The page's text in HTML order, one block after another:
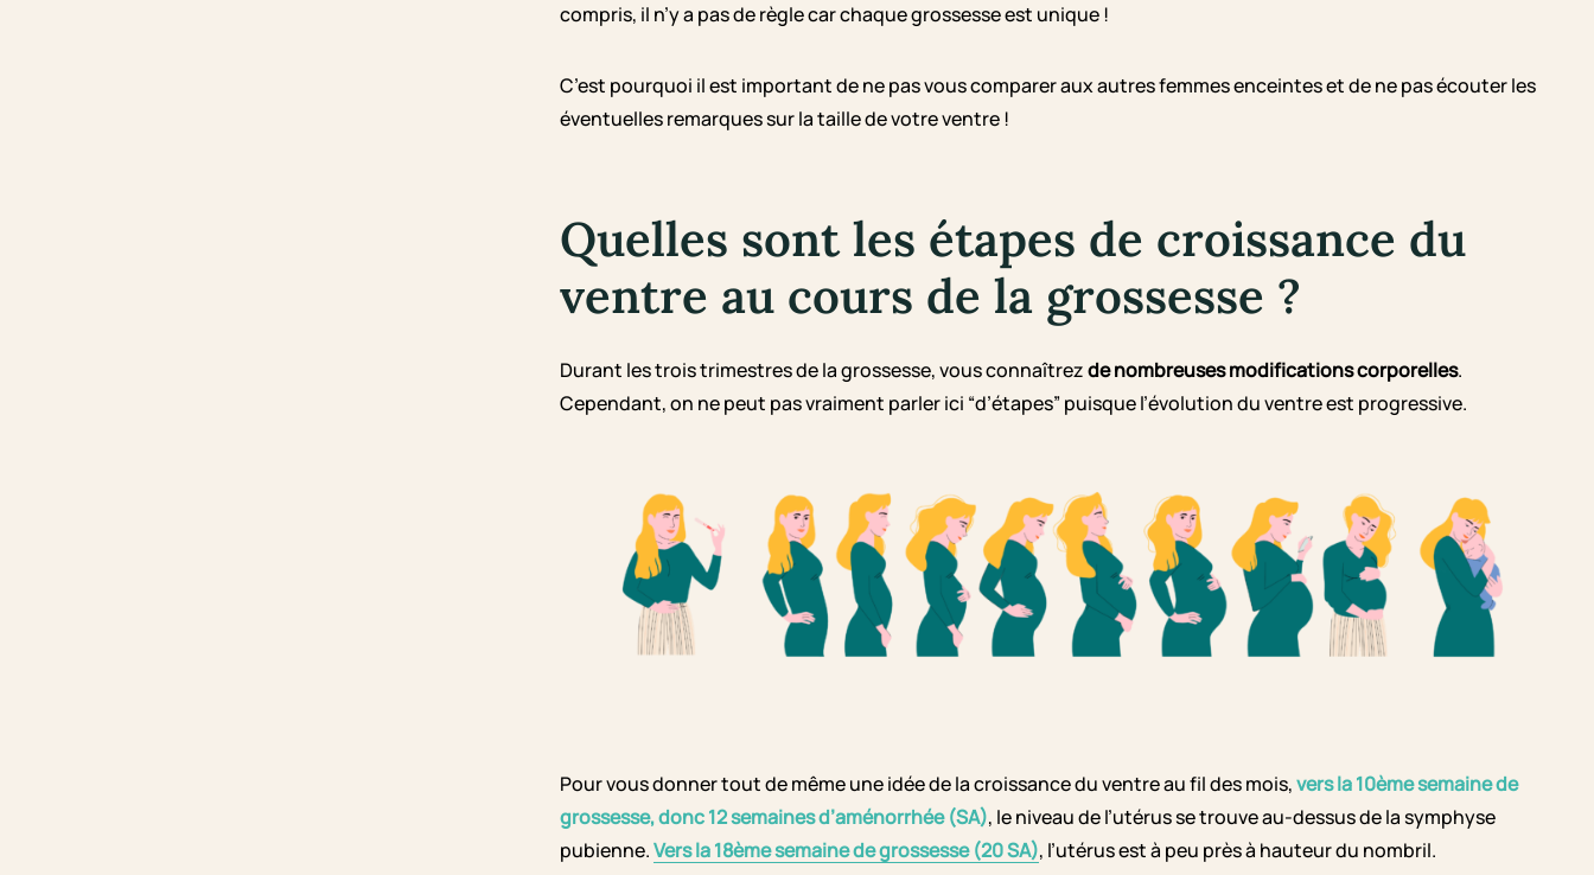
compris, il n’y a pas de règle car chaque grossesse est unique !
C’est pourquoi il est important de ne pas vous comparer aux autres femmes enceintes et de ne pas écouter les
éventuelles remarques sur la taille de votre ventre !
Quelles sont les étapes de croissance du
ventre au cours de la grossesse ?
Durant les trois trimestres de la grossesse, vous connaîtrezde nombreuses modifications corporelles.
Cependant, on ne peut pas vraiment parler ici “d’étapes” puisque l’évolution du ventre est progressive.
Pour vous donner tout de même une idée de la croissance du ventre au fil des mois,vers la 10ème semaine de
grossesse, donc 12 semaines d’aménorrhée (SA), le niveau de l’utérus se trouve au-dessus de la symphyse
pubienne.Vers la 18ème semaine de grossesse (20 SA), l’utérus est à peu près à hauteur du nombril.